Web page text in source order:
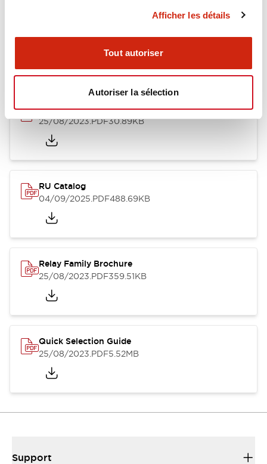
Afficher les détails
Tout autoriser
Autoriser la sélection
Relay Spring Installation Sheet
25/08/2023.PDF30.89KB
RU Catalog
04/09/2025.PDF488.69KB
Relay Family Brochure
25/08/2023.PDF359.51KB
Quick Selection Guide
25/08/2023.PDF5.52MB
Support